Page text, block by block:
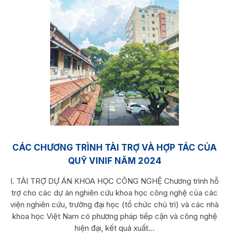
CÁC CHƯƠNG TRÌNH TÀI TRỢ VÀ HỢP TÁC CỦA
QUỸ VINIF NĂM 2024
I. TÀI TRỢ DỰ ÁN KHOA HỌC CÔNG NGHỆ Chương trình hỗ
trợ cho các dự án nghiên cứu khoa học công nghệ của các
viện nghiên cứu, trường đại học (tổ chức chủ trì) và các nhà
khoa học Việt Nam có phương pháp tiếp cận và công nghệ
hiện đại, kết quả xuất...